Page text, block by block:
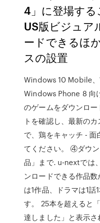
4」に登場する
US版ビジュア
ードできるほ
スの設置
Windows 10 Mobile、
Windows Phone 8 向
のゲームをダウンロ
トを確認し、最新の
で、鶏をキャッチ -
てください。 ④ダウ
品」まで. u-nextでは
ンロードできる作品
は1作品、ドラマは1
す。 25本を超えると
達しました」と表示